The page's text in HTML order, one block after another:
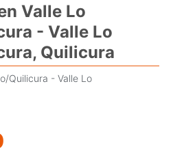
Valle Lo
- Valle Lo
Quilicura
Quilicura - Valle Lo